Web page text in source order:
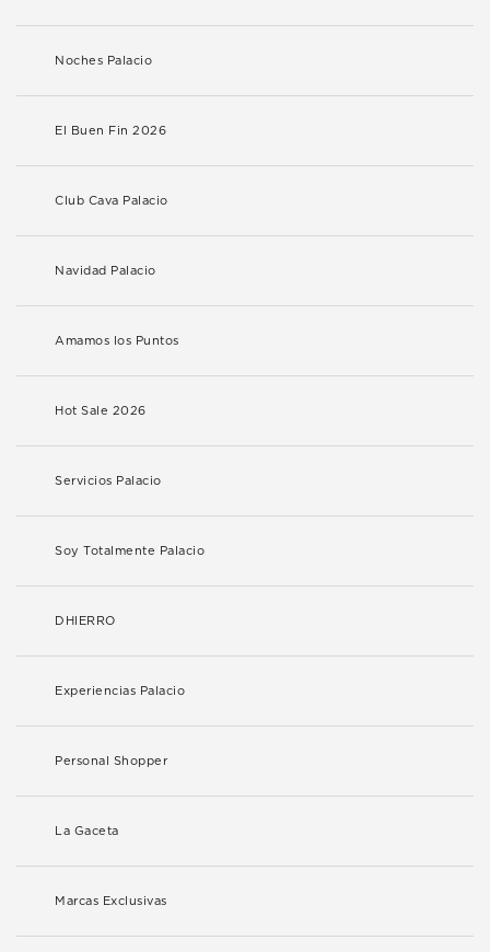
Noches Palacio
El Buen Fin 2026
Club Cava Palacio
Navidad Palacio
Amamos los Puntos
Hot Sale 2026
Servicios Palacio
Soy Totalmente Palacio
DHIERRO
Experiencias Palacio
Personal Shopper
La Gaceta
Marcas Exclusivas